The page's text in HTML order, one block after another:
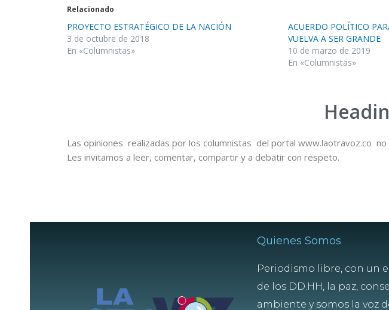
Relacionado
PROYECTO ESTRATÉGICO DE LA NACIÓN
3 de octubre de 2018
En «Columnistas»
ACUERDO POLÍTICO
VUELVA A SER GRANDE
10 de marzo de 2019
En «Columnistas»
Las opiniones realizadas por los columnistas del portal www.laotravoz.co
Les invitamos a leer, comentar, compartir y a debatir con respeto.
Quienes Somos
Periodismo libre, con un
de los DD.HH, la paz,
ambiente y somos la voz